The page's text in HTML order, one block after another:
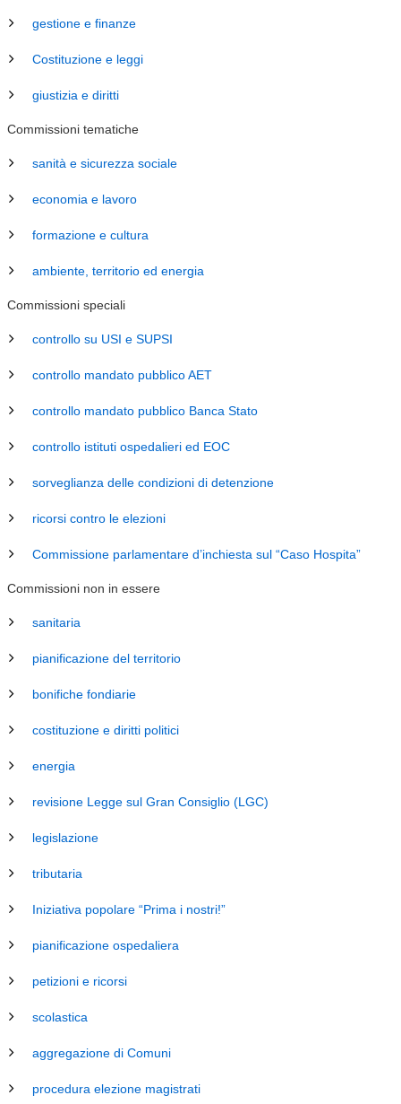
gestione e finanze
Costituzione e leggi
giustizia e diritti
Commissioni tematiche
sanità e sicurezza sociale
economia e lavoro
formazione e cultura
ambiente, territorio ed energia
Commissioni speciali
controllo su USI e SUPSI
controllo mandato pubblico AET
controllo mandato pubblico Banca Stato
controllo istituti ospedalieri ed EOC
sorveglianza delle condizioni di detenzione
ricorsi contro le elezioni
Commissione parlamentare d’inchiesta sul “Caso Hospita”
Commissioni non in essere
sanitaria
pianificazione del territorio
bonifiche fondiarie
costituzione e diritti politici
energia
revisione Legge sul Gran Consiglio (LGC)
legislazione
tributaria
Iniziativa popolare “Prima i nostri!”
pianificazione ospedaliera
petizioni e ricorsi
scolastica
aggregazione di Comuni
procedura elezione magistrati